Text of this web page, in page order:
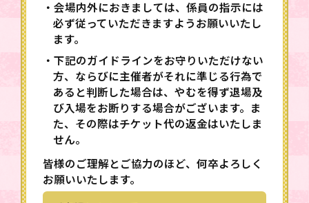
・会場内外におきましては、係員の指示には
必ず従っていただきますようお願いいたし
ます。
・下記のガイドラインをお守りいただけない
方、ならびに主催者がそれに準じる行為で
あると判断した場合は、やむを得ず退場及
び入場をお断りする場合がございます。ま
た、その際はチケット代の返金はいたしま
せん。
皆様のご理解とご協力のほど、何卒よろしく
お願いいたします。